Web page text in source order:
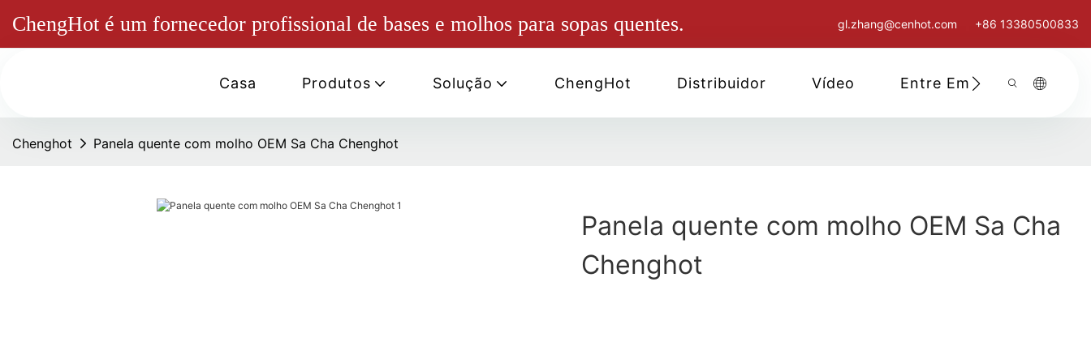
ChengHot é um fornecedor profissional de bases e molhos para sopas quentes. gl.zhang@cenhot.com +86 13380500833
Casa Produtos Solução ChengHot Distribuidor Vídeo Entre Em Contato
Chenghot Panela quente com molho OEM Sa Cha Chenghot
Panela quente com molho OEM Sa Cha
Chenghot